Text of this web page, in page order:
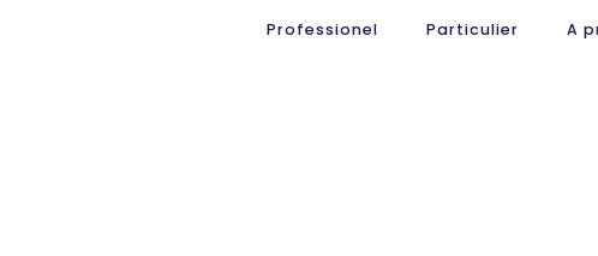
Professionel Particulier A